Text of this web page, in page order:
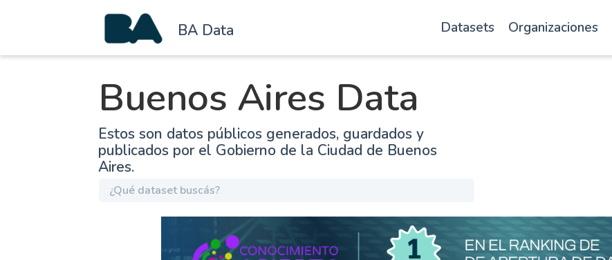
BA Data Datasets Organizaciones
Buenos Aires Data
Estos son datos públicos generados, guardados y
publicados por el Gobierno de la Ciudad de Buenos
Aires.